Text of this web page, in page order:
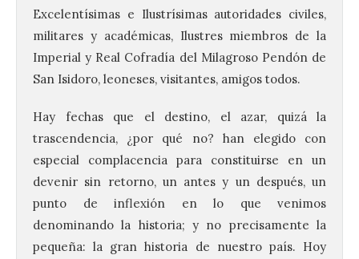
Excelentísimas e Ilustrísimas autoridades civiles,
militares y académicas, Ilustres miembros de la
Imperial y Real Cofradía del Milagroso Pendón de
San Isidoro, leoneses, visitantes, amigos todos.
Hay fechas que el destino, el azar, quizá la
trascendencia, ¿por qué no? han elegido con
especial complacencia para constituirse en un
devenir sin retorno, un antes y un después, un
punto de inflexión en lo que venimos
denominando la historia; y no precisamente la
pequeña: la gran historia de nuestro país. Hoy